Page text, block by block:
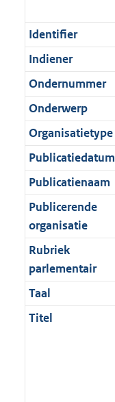
Identifier
Indiener
Ondernummer
Onderwerp
Organisatietype
Publicatiedatum
Publicatienaam
Publicerende
organisatie
Rubriek
parlementair
Taal
Titel